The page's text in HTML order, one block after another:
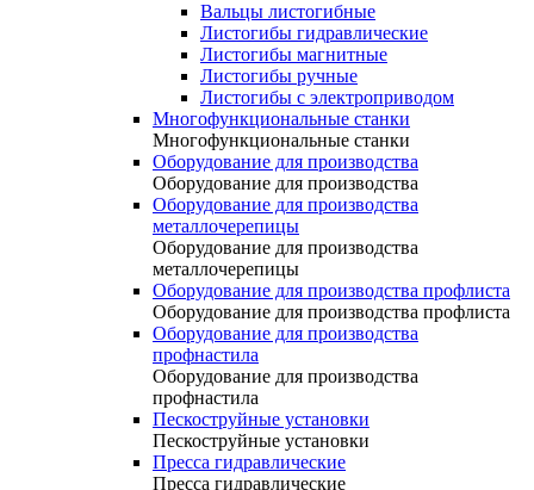
Вальцы листогибные
Листогибы гидравлические
Листогибы магнитные
Листогибы ручные
Листогибы с электроприводом
Многофункциональные станки
Многофункциональные станки
Оборудование для производства
Оборудование для производства
Оборудование для производства
металлочерепицы
Оборудование для производства
металлочерепицы
Оборудование для производства профлиста
Оборудование для производства профлиста
Оборудование для производства
профнастила
Оборудование для производства
профнастила
Пескоструйные установки
Пескоструйные установки
Пресса гидравлические
Пресса гидравлические